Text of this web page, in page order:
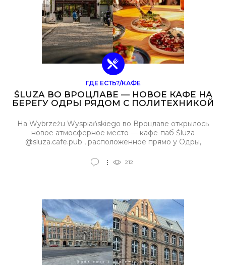
ГДЕ ЕСТЬ?/КАФЕ
ŚLUZA ВО ВРОЦЛАВЕ — НОВОЕ КАФЕ НА
БЕРЕГУ ОДРЫ РЯДОМ С ПОЛИТЕХНИКОЙ
На Wybrzeżu Wyspiańskiego во Вроцлаве открылось
новое атмосферное место — кафе-паб Śluza
@sluza.cafe.pub , расположенное прямо у Одры,
Рыночной площади к Зоопарку и Hali Stulecia.
212